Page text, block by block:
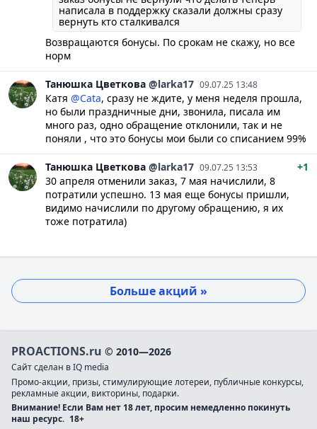
написала в поддержку сказали должны сразу
вернуть кто сталкивался
Возвращаются бонусы. По срокам не скажу, но все
норм
Танюшка Цветкова @larka17 09.07.25 13:48
Катя @Cata, сразу не ждите, у меня неделя прошла,
но были праздничные дни, звонила, писала им
много раз, одно обращение отклонили, так и не
поняли , что это бонусы мои были со списанием 99%
Танюшка Цветкова @larka17 09.07.25 13:53
+1
30 апреля отменили заказ, 7 мая начислили, 8
потратили успешно. 13 мая еще бонусы пришли,
видимо начислили по другому обращению, я их
тоже потратила)
Больше акций »
PROACTIONS.ru © 2010—2026
Сайт сделан в IQ media
Промо-акции, призы, стимулирующие лотереи, публичные конкурсы,
рекламные акции, викторины, подарки.
Внимание! Если Вам нет 18 лет, просим немедленно покинуть
наш ресурс. 18+